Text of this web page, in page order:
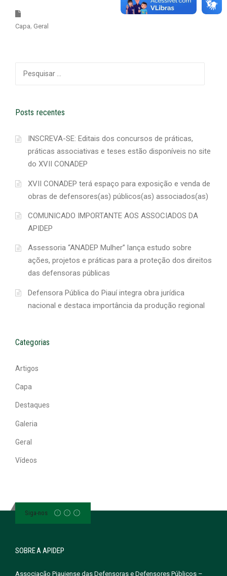
Capa Geral
por:
Posts recentes
INSCREVA-SE: Editais dos concursos de práticas,
práticas associativas e teses estão disponíveis no site
do XVII CONADEP
XVII CONADEP terá espaço para exposição e venda de
obras de defensores(as) públicos(as) associados(as)
COMUNICADO IMPORTANTE AOS ASSOCIADOS DA
APIDEP
Assessoria “ANADEP Mulher” lança estudo sobre
ações, projetos e práticas para a proteção dos direitos
das defensoras públicas
Defensora Pública do Piauí integra obra jurídica
nacional e destaca importância da produção regional
Categorias
Artigos
Capa
Destaques
Galeria
Geral
Vídeos
Siga-nos
SOBRE A APIDEP
Associação Piauiense das Defensoras e Defensores Públicos –